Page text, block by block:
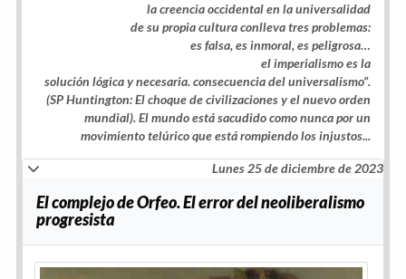
la creencia occidental en la universalidad
de su propia cultura conlleva tres problemas:
es falsa, es inmoral, es peligrosa…
el imperialismo es la
solución lógica y necesaria. consecuencia del universalismo”.
(SP Huntington: El choque de civilizaciones y el nuevo orden
mundial). El mundo está sacudido como nunca por un
movimiento telúrico que está rompiendo los injustos...
Lunes 25 de diciembre de 2023
El complejo de Orfeo. El error del neoliberalismo
progresista